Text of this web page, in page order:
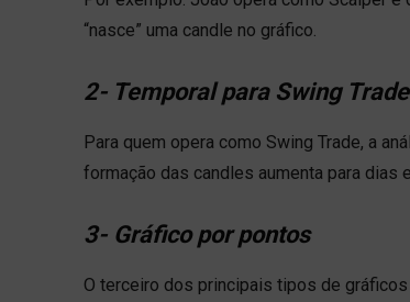
“nasce” uma candle no gráfico.
2- Temporal para Swing Trade
Para quem opera como Swing Trade, a
formação das candles aumenta para dias
3- Gráfico por pontos
O terceiro dos principais tipos de